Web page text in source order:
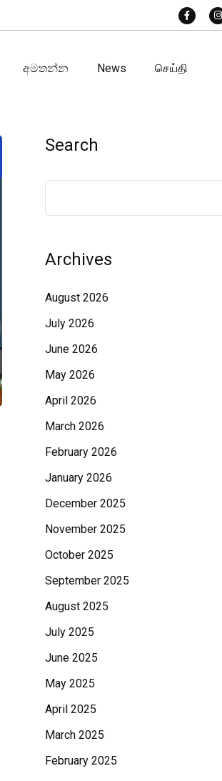
අමතන්න News செய்தி
Search
Archives
August 2026
July 2026
June 2026
May 2026
April 2026
March 2026
February 2026
January 2026
December 2025
November 2025
October 2025
September 2025
August 2025
July 2025
June 2025
May 2025
April 2025
March 2025
February 2025